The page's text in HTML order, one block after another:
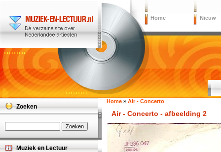
Home Nieuw
Home » Air - Concerto
Air - Concerto - afbeelding 2
Zoeken
Muziek en Lectuur